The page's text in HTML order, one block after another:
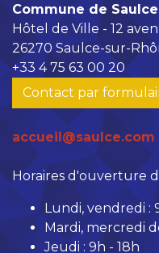
Commune de
Hôtel de Ville - 12
26270 Saulce-sur-
+33 4 75 63 00 20
Contact par
accueil@saulce.com
Horaires d'ouverture
Lundi, vendredi :
Mardi, mercredi
Jeudi : 9h - 18h